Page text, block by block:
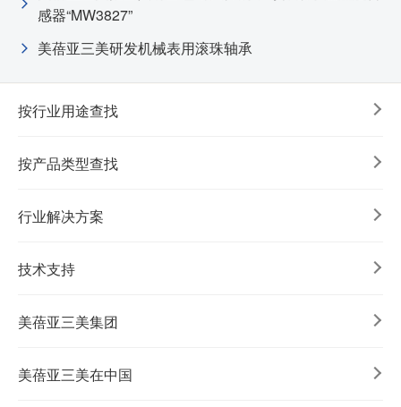
感器“MW3827”
美蓓亚三美研发机械表用滚珠轴承
按行业用途查找
按产品类型查找
行业解决方案
技术支持
美蓓亚三美集团
美蓓亚三美在中国